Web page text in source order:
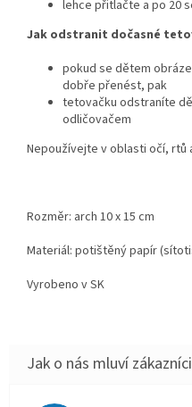
lehce přitlačte a po 20
Jak odstranit dočasné
pokud se dětem
dobře přenést, pak
tetovačku odstraníte
odličovačem
Nepoužívejte v oblasti očí, rtů
Rozměr: arch 10 x 15 cm
Materiál: potištěný papír
Vyrobeno v SK